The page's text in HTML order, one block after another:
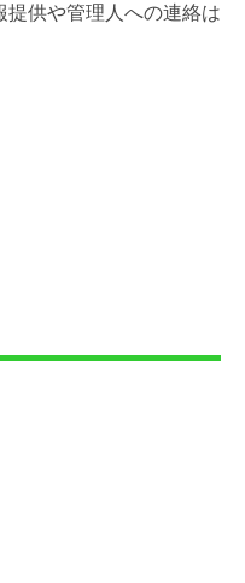
提供や管理人への連絡は